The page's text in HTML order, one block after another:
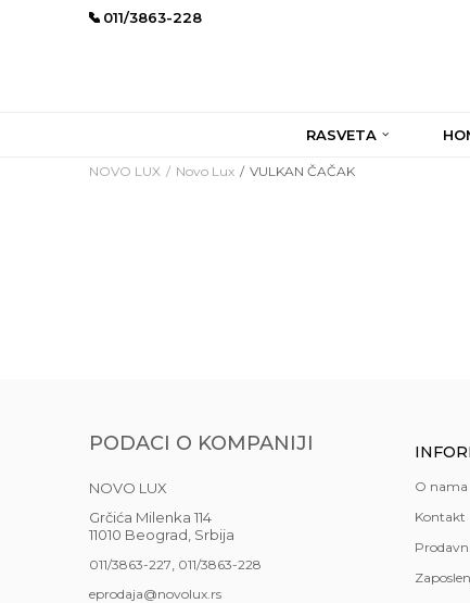
011/3863-228
RASVETA
NOVO LUX Novo Lux VULKAN ČAČAK
PODACI O KOMPANIJI
NOVO LUX
Grčića Milenka 114
11010 Beograd, Srbija
011/3863-227 011/3863-228
eprodaja@novolux.rs
O nama
Kontakt